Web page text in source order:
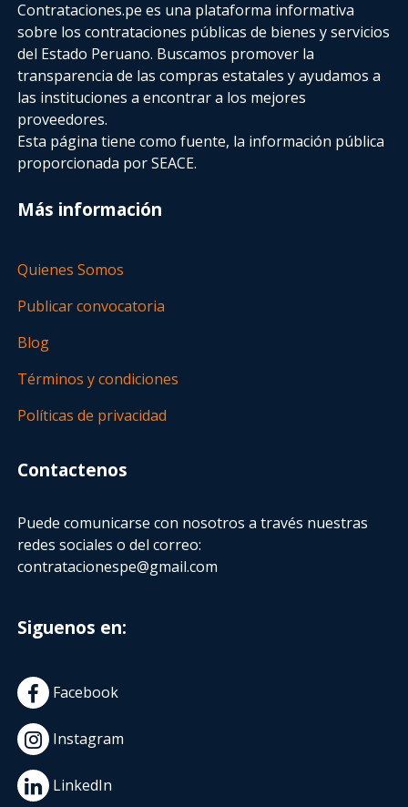
Contrataciones.pe es una plataforma informativa
sobre los contrataciones públicas de bienes y servicios
del Estado Peruano. Buscamos promover la
transparencia de las compras estatalesy ayudamos a
las instituciones a encontrar a los mejores
proveedores.
Esta página tiene como fuente, la información pública
proporcionada por SEACE.
Más información
Quienes Somos
Publicar convocatoria
Blog
Términos y condiciones
Políticas de privacidad
Contactenos
Puede comunicarse con nosotros a través nuestras
redes sociales o del correo:
contratacionespe@gmail.com
Siguenos en:
Facebook
Instagram
LinkedIn